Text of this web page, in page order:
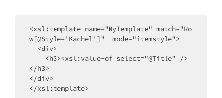
<xsl:template name="MyTemplate" match="Ro
w[@Style='Kachel']"  mode="itemstyle">
  <div>
</h3>
</div>
</xsl:template>